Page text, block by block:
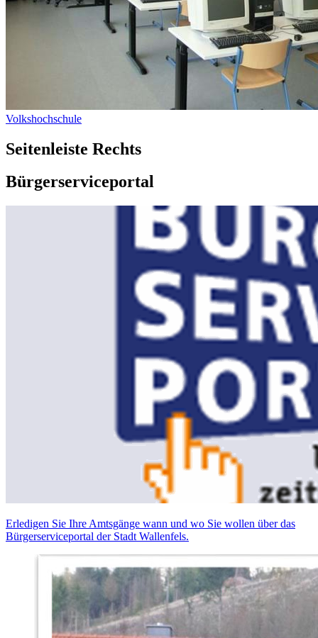
Volkshochschule
Seitenleiste Rechts
Bürgerserviceportal
Erledigen Sie Ihre Amtsgänge wann und wo Sie wollen über das
Bürgerserviceportal der Stadt Wallenfels.